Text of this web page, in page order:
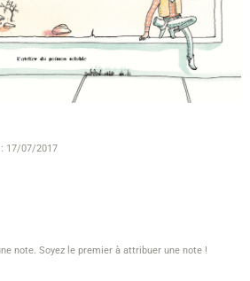
17/07/2017
note. Soyez le premier à attribuer une note !